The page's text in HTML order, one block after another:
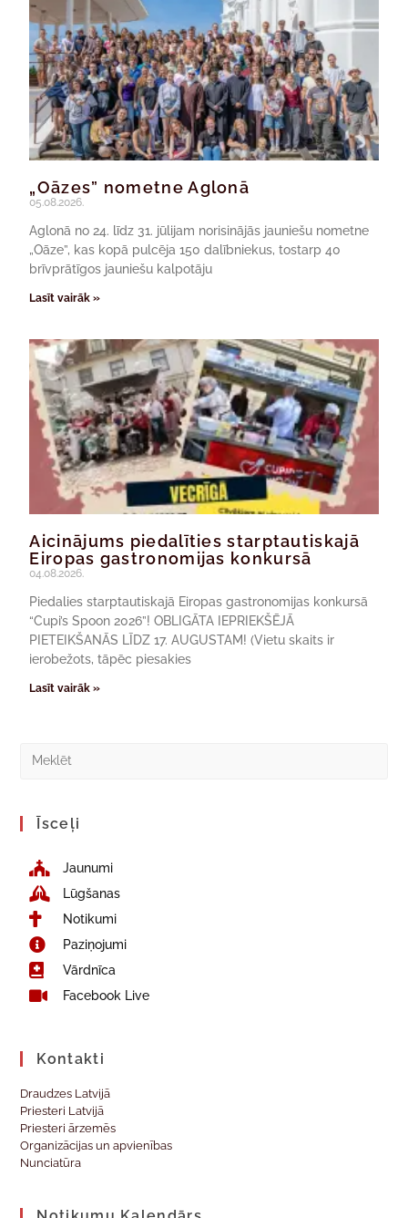
„Oāzes” nometne Aglonā
05.08.2026.
Aglonā no 24. līdz 31. jūlijam norisinājās jauniešu nometne
„Oāze”, kas kopā pulcēja 150 dalībniekus, tostarp 40
brīvprātīgos jauniešu kalpotāju
Lasīt vairāk »
Aicinājums piedalīties starptautiskajā
Eiropas gastronomijas konkursā
04.08.2026.
Piedalies starptautiskajā Eiropas gastronomijas konkursā
“Cupi’s Spoon 2026”! OBLIGĀTA IEPRIEKŠĒJĀ
PIETEIKŠANĀS LĪDZ 17. AUGUSTAM! (Vietu skaits ir
ierobežots, tāpēc piesakies
Lasīt vairāk »
Īsceļi
Jaunumi
Lūgšanas
Notikumi
Paziņojumi
Vārdnīca
Facebook Live
Kontakti
Draudzes Latvijā
Priesteri Latvijā
Priesteri ārzemēs
Organizācijas un apvienības
Nunciatūra